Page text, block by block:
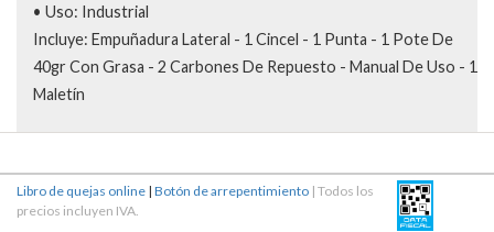
• Uso: Industrial
Incluye: Empuñadura Lateral - 1 Cincel - 1 Punta - 1 Pote De
40gr Con Grasa - 2 Carbones De Repuesto - Manual De Uso - 1
Maletín
Libro de quejas online | Botón de arrepentimiento | Todos los
precios incluyen IVA.